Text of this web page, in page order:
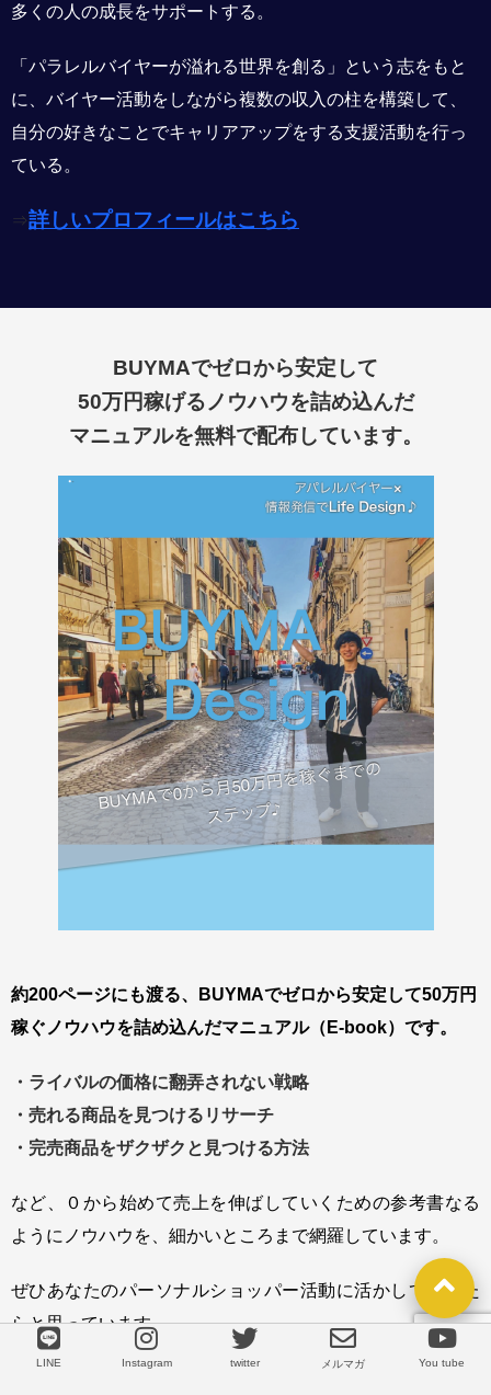
LINE
多くの人の成長をサポートする。
「パラレルバイヤーが溢れる世界を創る」という志をもと
に、バイヤー活動をしながら複数の収入の柱を構築して、
自分の好きなことでキャリアアップをする支援活動を行っ
ている。
⇒詳しいプロフィールはこちら
BUYMAでゼロから安定して
50万円稼げるノウハウを詰め込んだ
マニュアルを無料で配布しています。
約200ページにも渡る、BUYMAでゼロから安定して50万円
稼ぐノウハウを詰め込んだマニュアル（E-book）です。
・ライバルの価格に翻弄されない戦略
・売れる商品を見つけるリサーチ
・完売商品をザクザクと見つける方法
など、０から始めて売上を伸ばしていくための参考書なる
ように ノウハウを、細かいところまで網羅しています。
ぜひあなたのパーソナルショッパー活動に活かして頂けた
らと思っています。
LINE Instagram twitter メルマガ You tube